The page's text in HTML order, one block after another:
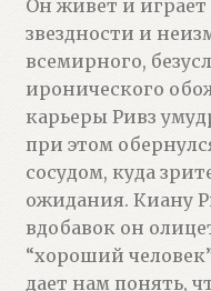
Он живет и
звездности и
всемирного,
иронического
карьеры Ривз
при этом
сосудом, куда
ожидания. Киану
вдобавок он
“хороший
дает нам понять,